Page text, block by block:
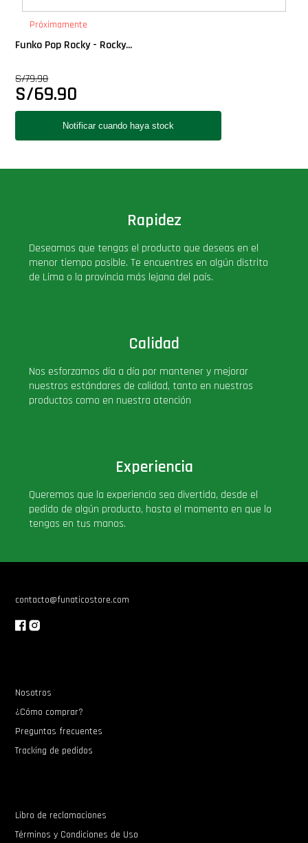
Exclusivos
Gift Cards
Llaveros Pop
Moments
Movie Poster
PLUS!
Plush
Pop Rides
PRÓXIMAMENTE
Próximamente
Funko Pop Rocky - Rocky...
S/79.90
S/69.90
Rapidez
Deseamos que tengas el producto que deseas en el
menor tiempo posible. Te encuentres en algún distrito
de Lima o la provincia más lejana del país.
Calidad
Nos esforzamos día a día por mantener y mejorar
nuestros estándares de calidad, tanto en nuestros
productos como en nuestra atención
Experiencia
Queremos que la experiencia sea divertida, desde el
pedido de algún producto, hasta el momento en que lo
tengas en tus manos.
contacto@funaticostore.com
Nosotros
¿Cómo comprar?
Preguntas frecuentes
Tracking de pedidos
Libro de reclamaciones
Términos y Condiciones de Uso